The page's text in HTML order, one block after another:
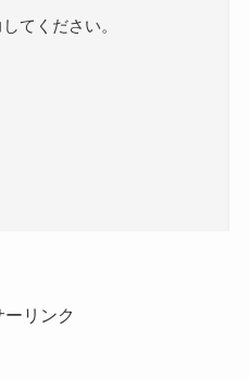
てください。
ーリンク